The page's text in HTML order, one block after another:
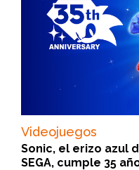
Videojuegos
Sonic, el erizo azul
SEGA, cumple 35